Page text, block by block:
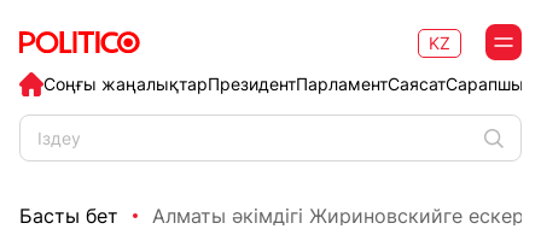
Соңғы жаңалықтарПрезидентПарламентСаясат
KZ
Басты бет Алматы әкімдігі Жириновскийге